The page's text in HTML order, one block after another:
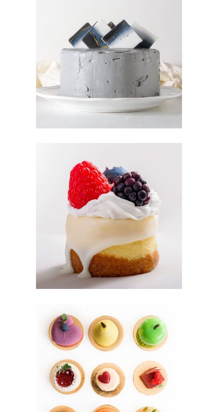
CREAM CAKE
Sugar
BERRY TART
Cakes
MINI CAKES
Cookies